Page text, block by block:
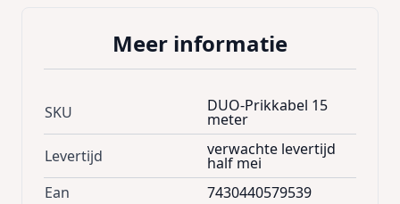
aangegeven wensen volledig
Je selecteert de afstand van de stekker
tot de 1e fitting
Stap 2:
Je selecteert het aantal fittingen per
Meer informatie
SKU DUO-Prikkabel 15
meter
Levertijd
verwachte levertijd
half mei
Ean
7430440579539